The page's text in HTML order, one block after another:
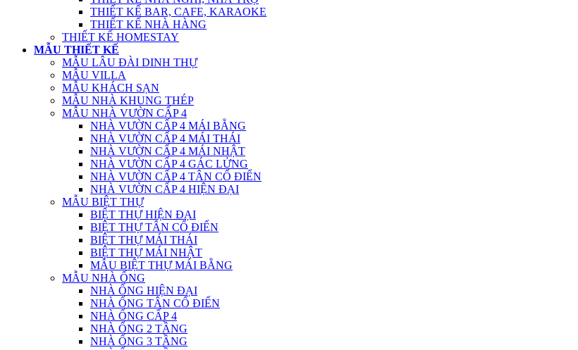
THIẾT KẾ BAR, CAFE, KARAOKE
THIẾT KẾ NHÀ HÀNG
THIẾT KẾ HOMESTAY
MẪU THIẾT KẾ
MẪU LÂU ĐÀI DINH THỰ
MẪU VILLA
MẪU KHÁCH SẠN
MẪU NHÀ KHUNG THÉP
MẪU NHÀ VƯỜN CẤP 4
NHÀ VƯỜN CẤP 4 MÁI BẰNG
NHÀ VƯỜN CẤP 4 MÁI THÁI
NHÀ VƯỜN CẤP 4 MÁI NHẬT
NHÀ VƯỜN CẤP 4 GÁC LỬNG
NHÀ VƯỜN CẤP 4 TÂN CỔ ĐIỂN
NHÀ VƯỜN CẤP 4 HIỆN ĐẠI
MẪU BIỆT THỰ
BIỆT THỰ HIỆN ĐẠI
BIỆT THỰ TÂN CỔ ĐIỂN
BIỆT THỰ MÁI THÁI
BIỆT THỰ MÁI NHẬT
MẪU BIỆT THỰ MÁI BẰNG
MẪU NHÀ ỐNG
NHÀ ỐNG HIỆN ĐẠI
NHÀ ỐNG TÂN CỔ ĐIỂN
NHÀ ỐNG CẤP 4
NHÀ ỐNG 2 TẦNG
NHÀ ỐNG 3 TẦNG